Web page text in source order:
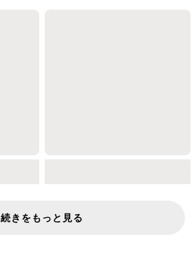
続きをもっと見る